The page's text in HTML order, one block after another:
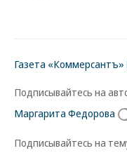
Газета
Подписывайтесь на
Маргарита Федорова
Подписывайтесь на